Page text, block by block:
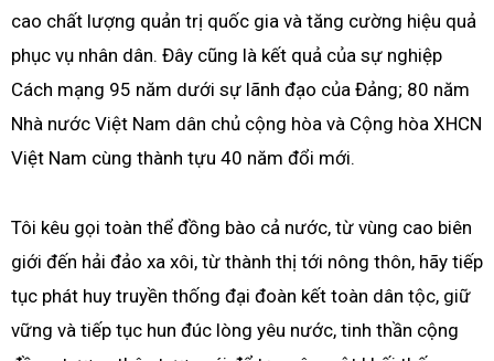
cao chất lượng quản trị quốc gia và tăng cường hiệu quả
phục vụ nhân dân. Đây cũng là kết quả của sự nghiệp
Cách mạng 95 năm dưới sự lãnh đạo của Đảng; 80 năm
Nhà nước Việt Nam dân chủ cộng hòa và Cộng hòa XHCN
Việt Nam cùng thành tựu 40 năm đổi mới.
Tôi kêu gọi toàn thể đồng bào cả nước, từ vùng cao biên
giới đến hải đảo xa xôi, từ thành thị tới nông thôn, hãy tiếp
tục phát huy truyền thống đại đoàn kết toàn dân tộc, giữ
vững và tiếp tục hun đúc lòng yêu nước, tinh thần cộng